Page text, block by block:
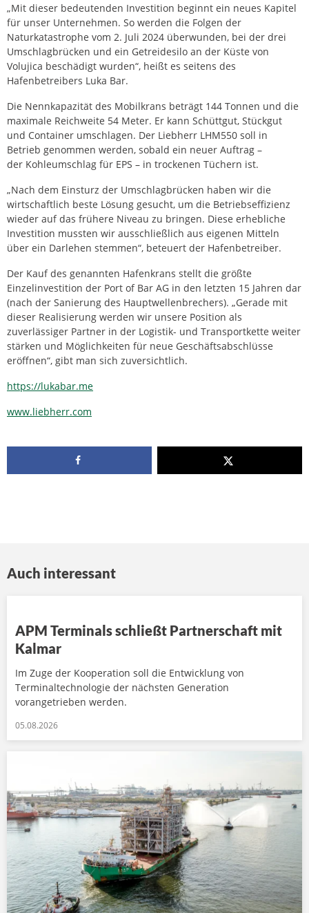
„Mit dieser bedeutenden Investition beginnt ein neues Kapitel
für unser Unternehmen. So werden die Folgen der
Naturkatastrophe vom 2. Juli 2024 überwunden, bei der drei
Umschlagbrücken und ein Getreidesilo an der Küste von
Volujica beschädigt wurden“, heißt es seitens des
Hafenbetreibers Luka Bar.
Die Nennkapazität des Mobilkrans beträgt 144 Tonnen und die
maximale Reichweite 54 Meter. Er kann Schüttgut, Stückgut
und Container umschlagen. Der Liebherr LHM550 soll in
Betrieb genommen werden, sobald ein neuer Auftrag –
der Kohleumschlag für EPS – in trockenen Tüchern ist.
„Nach dem Einsturz der Umschlagbrücken haben wir die
wirtschaftlich beste Lösung gesucht, um die Betriebseffizienz
wieder auf das frühere Niveau zu bringen. Diese erhebliche
Investition mussten wir ausschließlich aus eigenen Mitteln
über ein Darlehen stemmen“, beteuert der Hafenbetreiber.
Der Kauf des genannten Hafenkrans stellt die größte
Einzelinvestition der Port of Bar AG in den letzten 15 Jahren dar
(nach der Sanierung des Hauptwellenbrechers). „Gerade mit
dieser Realisierung werden wir unsere Position als
zuverlässiger Partner in der Logistik- und Transportkette weiter
stärken und Möglichkeiten für neue Geschäftsabschlüsse
eröffnen“, gibt man sich zuversichtlich.
https://lukabar.me
www.liebherr.com
Auch interessant
APM Terminals schließt Partnerschaft mit
Kalmar
Im Zuge der Kooperation soll die Entwicklung von
Terminaltechnologie der nächsten Generation
vorangetrieben werden.
05.08.2026